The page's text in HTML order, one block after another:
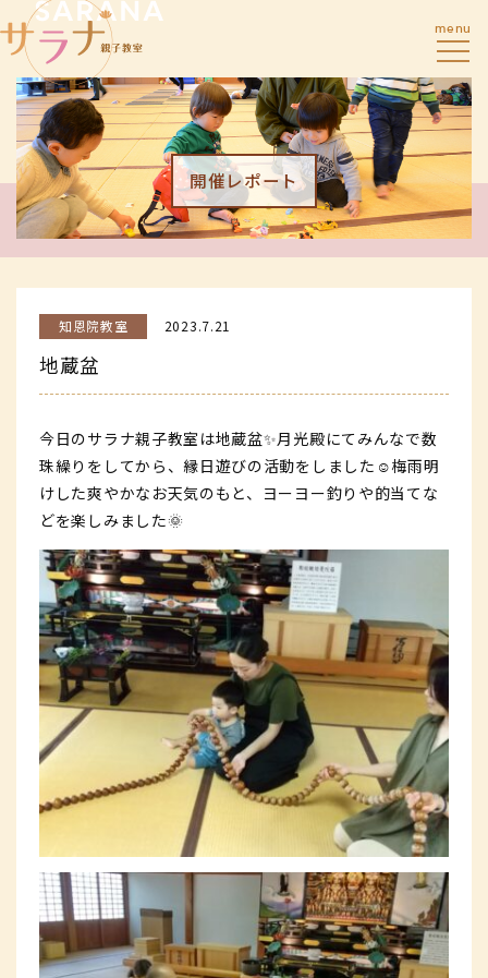
menu
開催レポート
知恩院教室 2023.7.21
地蔵盆
今日のサラナ親子教室は地蔵盆✨月光殿にてみんなで数
珠繰りをしてから、縁日遊びの活動をしました☺️梅雨明
けした爽やかなお天気のもと、ヨーヨー釣りや的当てな
どを楽しみました🌞